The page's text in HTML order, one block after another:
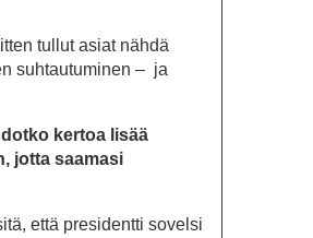
tullut asiat nähdä
suhtautuminen – ja
kertoa lisää
jotta saamasi
että presidentti sovelsi